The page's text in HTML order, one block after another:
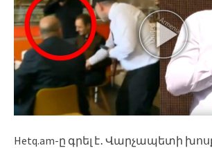
Hetq.am-ը գրել է․ Վարչապետի